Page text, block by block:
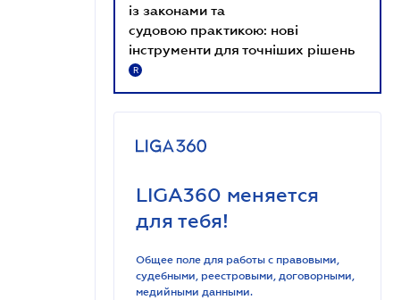
із законами та
судовою практикою: нові
інструменти для точніших рішень
R
LIGA360 меняется
для тебя!
Общее поле для работы с правовыми,
судебными, реестровыми, договорными,
медийными данными.